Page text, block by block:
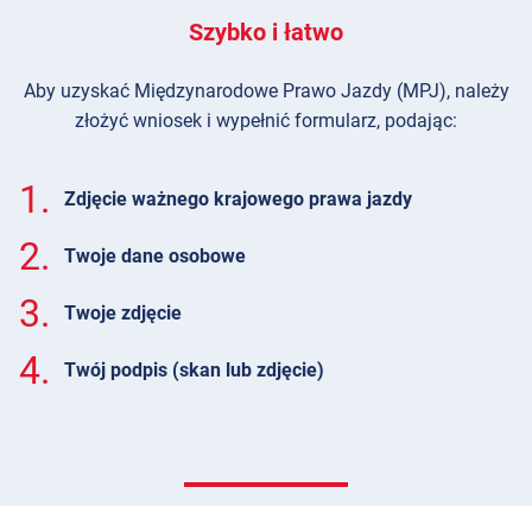
Szybko i łatwo
Aby uzyskać Międzynarodowe Prawo Jazdy (MPJ), należy
złożyć wniosek i wypełnić formularz, podając:
1. Zdjęcie ważnego krajowego prawa jazdy
2. Twoje dane osobowe
3. Twoje zdjęcie
4. Twój podpis (skan lub zdjęcie)